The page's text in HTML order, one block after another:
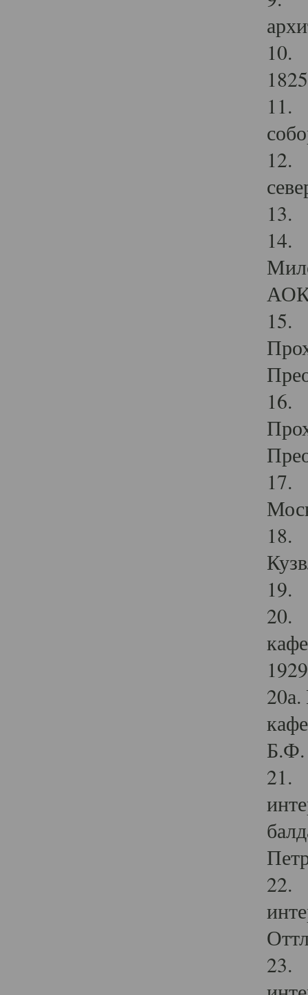
10.
11.
12.
13.
14.
15.
16.
17.
18.
19.
20.
Б.Ф.
21.
22.
23.